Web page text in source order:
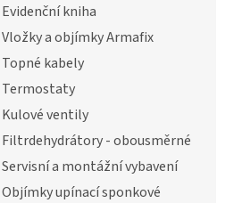
Evidenční kniha
Vložky a objímky Armafix
Topné kabely
Termostaty
Kulové ventily
Filtrdehydrátory - obousměrné
Servisní a montážní vybavení
Objímky upínací sponkové